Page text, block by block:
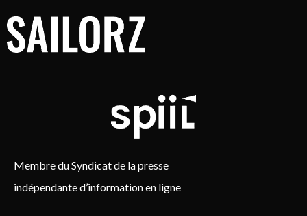
Membre du Syndicat de la presse
indépendante d’information en ligne